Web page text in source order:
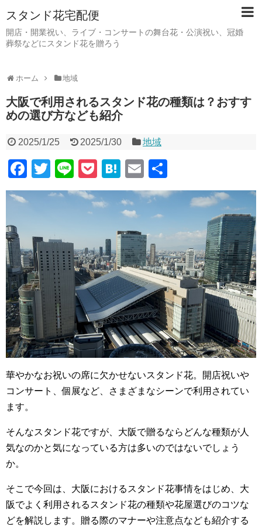
スタンド花宅配便
開店・開業祝い、ライブ・コンサートの舞台花・公演祝い、冠婚
葬祭などにスタンド花を贈ろう
ホーム 地域
大阪で利用されるスタンド花の種類は？おすす
めの選び方なども紹介
2025/1/25 2025/1/30 地域
F
a
c
b
o
o
k
T
wi
Li
n
P
o
ck
H
at
e
n
a
E
m
ail
有
華やかなお祝いの席に欠かせないスタンド花。開店祝いや
コンサート、個展など、さまざまなシーンで利用されてい
ます。
そんなスタンド花ですが、大阪で贈るならどんな種類が人
気なのかと気になっている方は多いのではないでしょう
か。
そこで今回は、大阪におけるスタンド花事情をはじめ、大
阪でよく利用されるスタンド花の種類や花屋選びのコツな
どを解説します。贈る際のマナーや注意点なども紹介する